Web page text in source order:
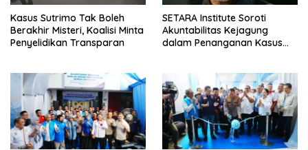
Kasus Sutrimo Tak Boleh
Berakhir Misteri, Koalisi Minta
Penyelidikan Transparan
SETARA Institute Soroti
Akuntabilitas Kejagung
dalam Penanganan Kasus